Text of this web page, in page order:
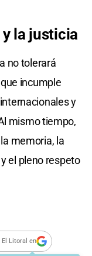
y la justicia
no tolerará
incumple
y
mismo tiempo,
memoria, la
el pleno respeto
El Litoral en